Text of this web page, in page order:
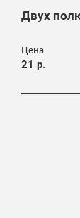
Двух
Цена
21 р.